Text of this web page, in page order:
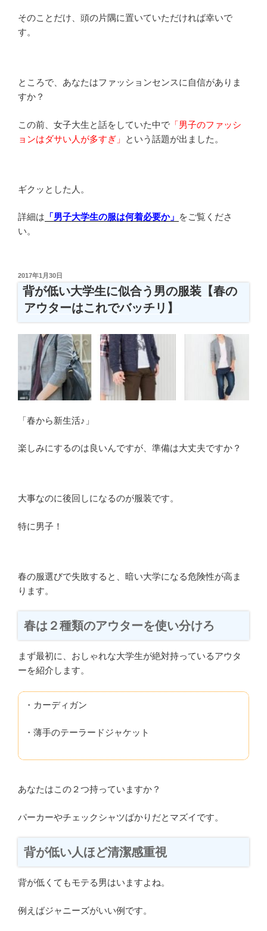
そのことだけ、頭の片隅に置いていただければ幸いで
す。
ところで、あなたはファッションセンスに自信がありま
すか？
この前、女子大生と話をしていた中で 「男子のファッシ
ョンはダサい人が多すぎ」
という話題が出ました。
ギクッとした人。
詳細は 「男子大学生の服は何着必要か」 をご覧くださ
い。
投
稿
日:
2017年1月30日
背が低い大学生に似合う男の服装【春の
アウターはこれでバッチリ】
「春から新生活♪」
楽しみにするのは良いんですが、準備は大丈夫ですか？
大事なのに後回しになるのが服装です。
特に男子！
春の服選びで失敗すると、暗い大学になる危険性が高ま
ります。
春は２種類のアウターを使い分けろ
まず最初に、おしゃれな大学生が絶対持っているアウタ
ーを紹介します。
・カーディガン
・薄手のテーラードジャケット
あなたはこの２つ持っていますか？
パーカーやチェックシャツばかりだとマズイです。
背が低い人ほど清潔感重視
背が低くてもモテる男はいますよね。
例えばジャニーズがいい例です。